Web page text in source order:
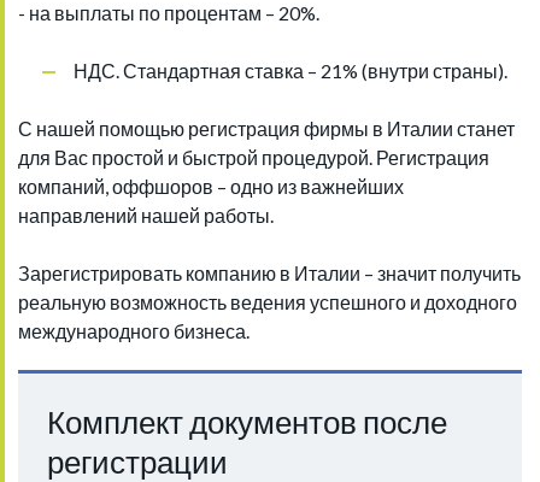
- на выплаты по процентам – 20%.
НДС. Стандартная ставка – 21% (внутри страны).
С нашей помощью регистрация фирмы в Италии станет
для Вас простой и быстрой процедурой. Регистрация
компаний, оффшоров – одно из важнейших
направлений нашей работы.
Зарегистрировать компанию в Италии – значит получить
реальную возможность ведения успешного и доходного
международного бизнеса.
Комплект документов после
регистрации